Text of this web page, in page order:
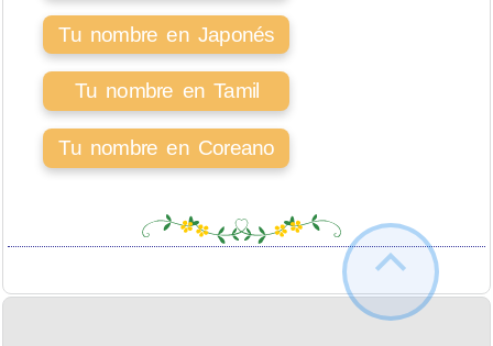
Tu nombre en Japonés
Tu nombre en Tamil
Tu nombre en Coreano